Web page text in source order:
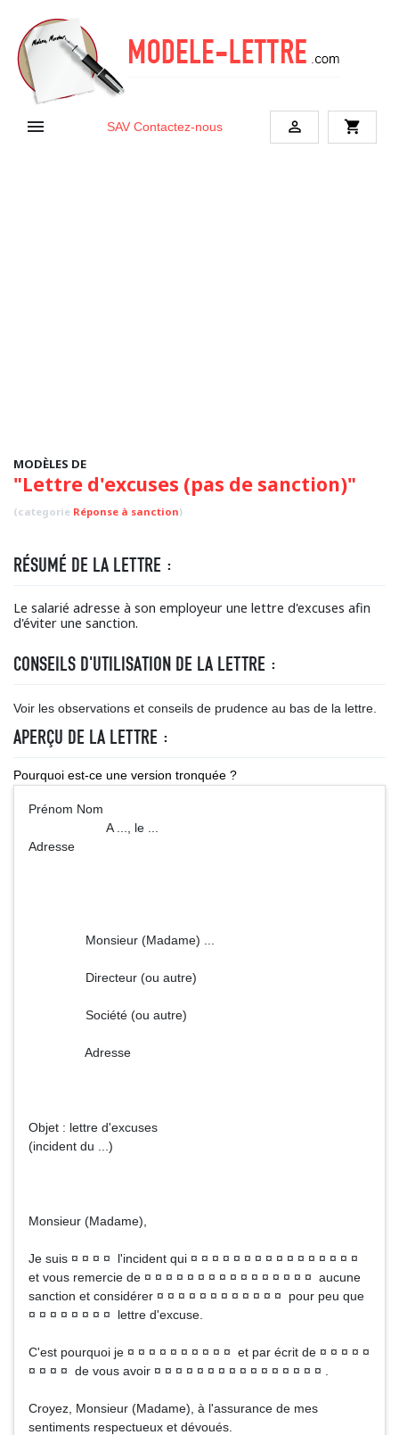
 SAV Contactez-nous  shopping_cart
MODÈLES DE
"Lettre d'excuses (pas de sanction)"
(categorie Réponse à sanction)
RÉSUMÉ DE LA LETTRE :
Le salarié adresse à son employeur une lettre d'excuses afin
d'éviter une sanction.
CONSEILS D'UTILISATION DE LA LETTRE :
Voir les observations et conseils de prudence au bas de la lettre.
APERÇU DE LA LETTRE :
Pourquoi est-ce une version tronquée ?
Prénom Nom
A ..., le ...
Adresse
Monsieur (Madame) ...
Directeur (ou autre)
Société (ou autre)
Adresse
Objet : lettre d'excuses
(incident du ...)
Monsieur (Madame),
Je suis ¤ ¤ ¤ ¤ l'incident qui ¤ ¤ ¤ ¤ ¤ ¤ ¤ ¤ ¤ ¤ ¤ ¤ ¤ ¤ ¤ ¤
et vous remercie de ¤ ¤ ¤ ¤ ¤ ¤ ¤ ¤ ¤ ¤ ¤ ¤ ¤ ¤ ¤ ¤ aucune
sanction et considérer ¤ ¤ ¤ ¤ ¤ ¤ ¤ ¤ ¤ ¤ ¤ ¤ pour peu que
¤ ¤ ¤ ¤ ¤ ¤ ¤ ¤ lettre d'excuse.
C'est pourquoi je ¤ ¤ ¤ ¤ ¤ ¤ ¤ ¤ ¤ ¤ et par écrit de ¤ ¤ ¤ ¤ ¤
¤ ¤ ¤ ¤ de vous avoir ¤ ¤ ¤ ¤ ¤ ¤ ¤ ¤ ¤ ¤ ¤ ¤ ¤ ¤ ¤ ¤ .
Croyez, Monsieur (Madame), à l'assurance de mes
sentiments respectueux et dévoués.